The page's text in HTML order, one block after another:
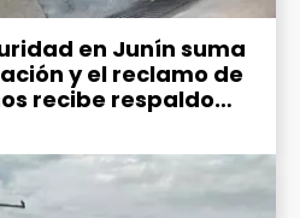
en Junín suma
y el reclamo de
recibe respaldo